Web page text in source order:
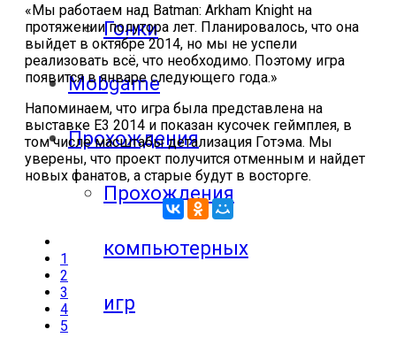
Гонки
Mobgame
Прохождения
Прохождения
компьютерных
игр
«Мы работаем над Batman: Arkham Knight на
протяжении полутора лет. Планировалось, что она
выйдет в октябре 2014, но мы не успели
реализовать всё, что необходимо. Поэтому игра
появится в январе следующего года.»
Напоминаем, что игра была представлена на
выставке Е3 2014 и показан кусочек геймплея, в
том числе масштабы детализация Готэма. Мы
уверены, что проект получится отменным и найдет
новых фанатов, а старые будут в восторге.
1
2
3
4
5